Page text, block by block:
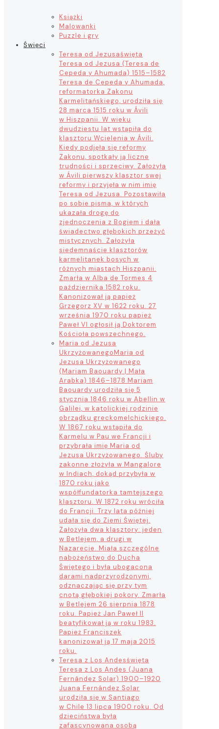
Książki
Malowanki
Puzzle i gry
Święci
Teresa od Jezusaświęta
Teresa od Jezusa (Teresa de
Cepeda y Ahumada) 1515–1582
Teresa de Cepeda y Ahumada,
reformatorka Zakonu
Karmelitańskiego, urodziła się
28 marca 1515 roku w Ávili
w Hiszpanii. W wieku
dwudziestu lat wstąpiła do
klasztoru Wcielenia w Ávili.
Kiedy podjęła się reformy
Zakonu, spotkały ją liczne
trudności i sprzeciwy. Założyła
w Ávili pierwszy klasztor swej
reformy i przyjęła w nim imię
Teresa od Jezusa. Pozostawiła
po sobie pisma, w których
ukazała drogę do
zjednoczenia z Bogiem i dała
świadectwo głębokich przeżyć
mistycznych. Założyła
siedemnaście klasztorów
karmelitanek bosych w
różnych miastach Hiszpanii.
Zmarła w Alba de Tormes 4
października 1582 roku.
Kanonizował ją papież
Grzegorz XV w 1622 roku. 27
września 1970 roku papież
Paweł VI ogłosił ją Doktorem
Kościoła powszechnego.
Maria od Jezusa
UkrzyżowanegoMaria od
Jezusa Ukrzyżowanego
(Mariam Baouardy | Mała
Arabka) 1846–1878 Mariam
Baouardy urodziła się 5
stycznia 1846 roku w Abellin w
Galilei, w katolickiej rodzinie
obrządku greckomelchickiego.
W 1867 roku wstąpiła do
Karmelu w Pau we Francji i
przybrała imię Maria od
Jezusa Ukrzyżowanego. Śluby
zakonne złożyła w Mangalore
w Indiach, dokąd przybyła w
1870 roku jako
współfundatorka tamtejszego
klasztoru. W 1872 roku wróciła
do Francji. Trzy lata później
udała się do Ziemi Świętej.
Założyła dwa klasztory: jeden
w Betlejem, a drugi w
Nazarecie. Miała szczególne
nabożeństwo do Ducha
Świętego i była ubogacona
darami nadprzyrodzonymi,
odznaczając się przy tym
cnotą głębokiej pokory. Zmarła
w Betlejem 26 sierpnia 1878
roku. Papież Jan Paweł II
beatyfikował ją w roku 1983.
Papież Franciszek
kanonizował ją 17 maja 2015
roku.
Teresa z Los Andesświęta
Teresa z Los Andes (Juana
Fernández Solar) 1900–1920
Juana Fernández Solar
urodziła się w Santiago
w Chile 13 lipca 1900 roku. Od
dzieciństwa była
zafascynowana osobą